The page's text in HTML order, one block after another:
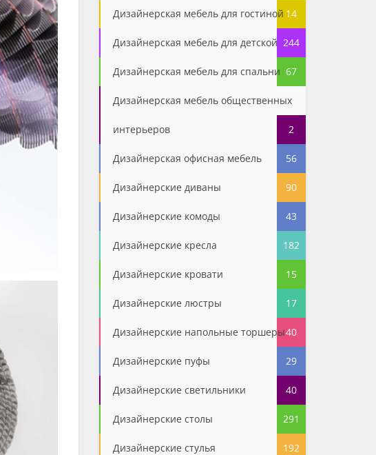
Дизайнерская мебель для гостиной 14
Дизайнерская мебель для детской 244
Дизайнерская мебель для спальни 67
Дизайнерская мебель общественных
интерьеров 2
Дизайнерская офисная мебель 56
Дизайнерские диваны 90
Дизайнерские комоды 43
Дизайнерские кресла 182
Дизайнерские кровати 15
Дизайнерские люстры 17
Дизайнерские напольные торшеры40
Дизайнерские пуфы 29
Дизайнерские светильники 40
Дизайнерские столы 291
Дизайнерские стулья 192